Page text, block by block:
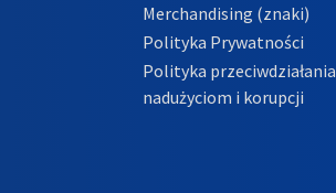
Merchandising (znaki)
Polityka Prywatności
Polityka przeciwdziałania
nadużyciom i korupcji